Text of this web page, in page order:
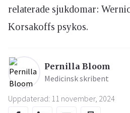
relaterade sjukdomar:
Korsakoffs psykos.
Pernilla Bloom
Medicinsk skribent
Uppdaterad: 11 november, 2024